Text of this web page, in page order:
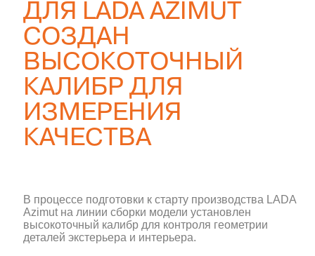
ДЛЯ LADA AZIMUT
СОЗДАН
ВЫСОКОТОЧНЫЙ
КАЛИБР ДЛЯ
ИЗМЕРЕНИЯ
КАЧЕСТВА
В процессе подготовки к старту производства LADA
Azimut на линии сборки модели установлен
высокоточный калибр для контроля геометрии
деталей экстерьера и интерьера.